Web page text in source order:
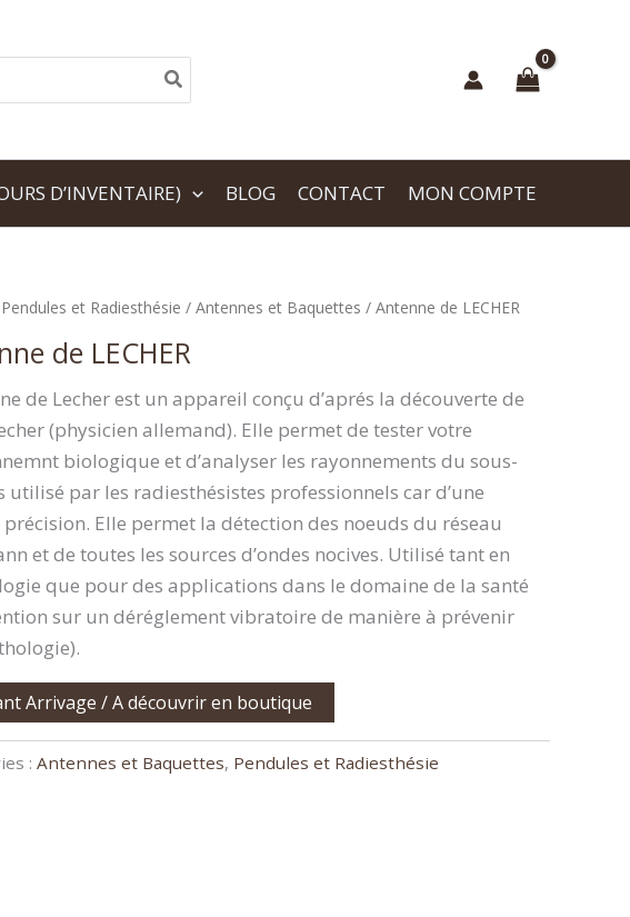
D’INVENTAIRE) BLOG CONTACT MON COMPTE
Pendules et Radiesthésie / Antennes et Baquettes / Antenne de LECHER
de LECHER
de Lecher est un appareil conçu d’aprés la découverte de
(physicien allemand). Elle permet de tester votre
biologique et d’analyser les rayonnements du sous-
utilisé par les radiesthésistes professionnels car d’une
Elle permet la détection des noeuds du réseau
et de toutes les sources d’ondes nocives. Utilisé tant en
que pour des applications dans le domaine de la santé
sur un déréglement vibratoire de manière à prévenir
Arrivage / A découvrir en boutique
: Antennes et Baquettes, Pendules et Radiesthésie